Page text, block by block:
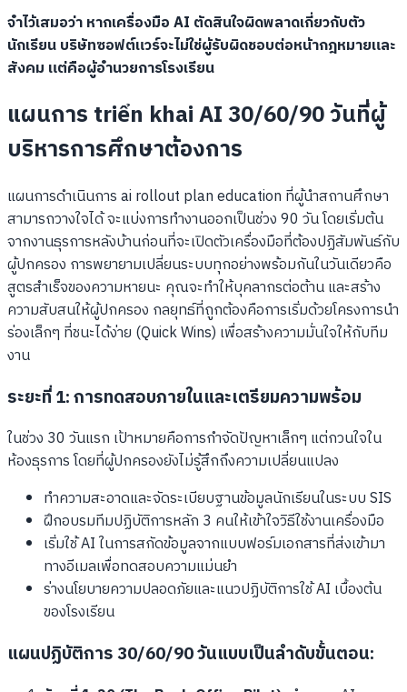
จำไว้เสมอว่า หากเครื่องมือ AI ตัดสินใจผิดพลาดเกี่ยวกับตัว
นักเรียน บริษัทซอฟต์แวร์จะไม่ใช่ผู้รับผิดชอบต่อหน้ากฎหมายและ
สังคม แต่คือผู้อำนวยการโรงเรียน
แผนการ triển khai AI 30/60/90 วันที่ผู้
บริหารการศึกษาต้องการ
แผนการดำเนินการ ai rollout plan education ที่ผู้นำสถานศึกษา
สามารถวางใจได้ จะแบ่งการทำงานออกเป็นช่วง 90 วัน โดยเริ่มต้น
จากงานธุรการหลังบ้านก่อนที่จะเปิดตัวเครื่องมือที่ต้องปฏิสัมพันธ์กับ
ผู้ปกครอง การพยายามเปลี่ยนระบบทุกอย่างพร้อมกันในวันเดียวคือ
สูตรสำเร็จของความหายนะ คุณจะทำให้บุคลากรต่อต้าน และสร้าง
ความสับสนให้ผู้ปกครอง กลยุทธ์ที่ถูกต้องคือการเริ่มด้วยโครงการนำ
ร่องเล็กๆ ที่ชนะได้ง่าย (Quick Wins) เพื่อสร้างความมั่นใจให้กับทีม
งาน
ระยะที่ 1: การทดสอบภายในและเตรียมความพร้อม
ในช่วง 30 วันแรก เป้าหมายคือการกำจัดปัญหาเล็กๆ แต่กวนใจใน
ห้องธุรการ โดยที่ผู้ปกครองยังไม่รู้สึกถึงความเปลี่ยนแปลง
ทำความสะอาดและจัดระเบียบฐานข้อมูลนักเรียนในระบบ SIS
ฝึกอบรมทีมปฏิบัติการหลัก 3 คนให้เข้าใจวิธีใช้งานเครื่องมือ
เริ่มใช้ AI ในการสกัดข้อมูลจากแบบฟอร์มเอกสารที่ส่งเข้ามา
ทางอีเมลเพื่อทดสอบความแม่นยำ
ร่างนโยบายความปลอดภัยและแนวปฏิบัติการใช้ AI เบื้องต้น
ของโรงเรียน
แผนปฏิบัติการ 30/60/90 วันแบบเป็นลำดับขั้นตอน: